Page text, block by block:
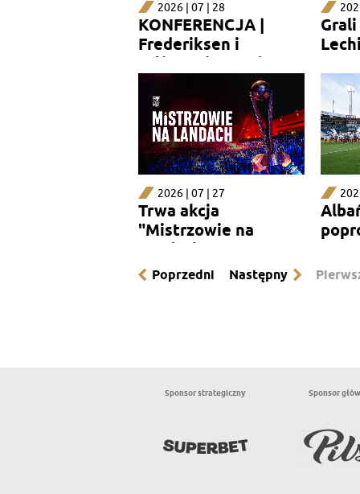
2026 | 07 | 28
KONFERENCJA |
Frederiksen i
Wålemark przed
Aarhus GF
2026 | 07 | 27
Trwa akcja
"Mistrzowie na
Landach"
Poprzedni Następny
Sponsor strategiczny Sponsor